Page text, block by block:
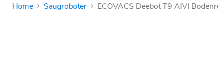
Home Saugroboter ECOVACS Deebot T9 AIVI